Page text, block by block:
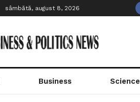
sâmbătă, august 8, 2026
Business Science